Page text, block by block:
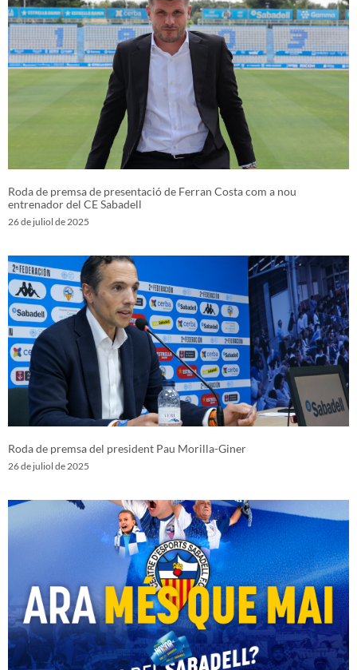
Roda de premsa de presentació de Ferran Costa com a nou
entrenador del CE Sabadell
26 de juliol de 2025
Roda de premsa del president Pau Morilla-Giner
26 de juliol de 2025